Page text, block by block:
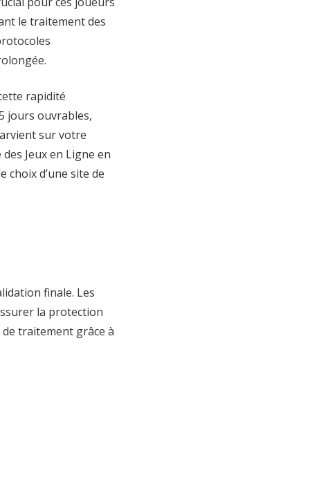
le traitement des
rapidité
jours ouvrables,
sur votre
Jeux en Ligne en
choix d’une site de
finale. Les
la protection
traitement grâce à